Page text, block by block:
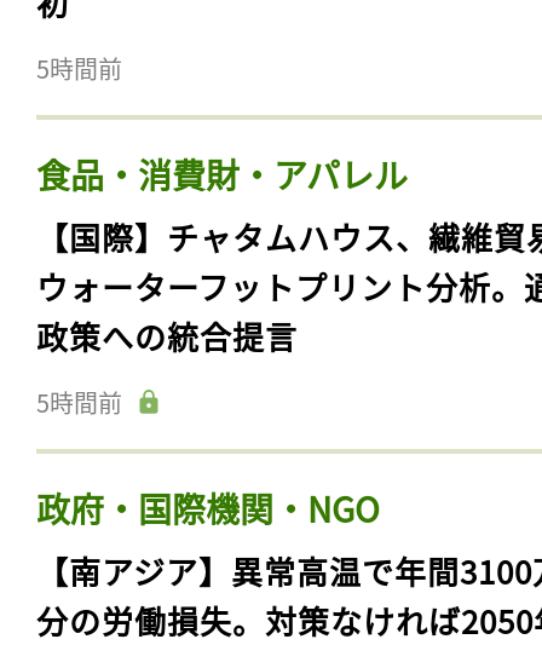
5時間前
食品・消費財・アパレル
【国際】チャタムハウス、繊維貿
ウォーターフットプリント分析。
政策への統合提言
5時間前
政府・国際機関・NGO
【南アジア】異常高温で年間
分の労働損失。対策なければ